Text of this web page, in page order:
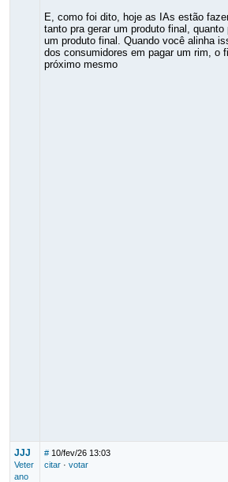
E, como foi dito, hoje as IAs estão
tanto pra gerar um produto final,
um produto final. Quando você alinha
dos consumidores em pagar um rim, o
próximo mesmo
JJJ
Veter
ano
# 10/fev/26 13:03
citar· votar